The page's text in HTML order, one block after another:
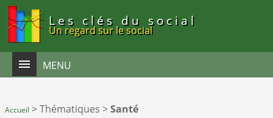
Les clés du social
Un regard sur le social
MENU
Accueil >Thématiques >Santé
Panneau de gestion des cookies